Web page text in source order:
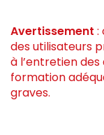
Avertissement :
des utilisateurs
à l’entretien
formation
graves.